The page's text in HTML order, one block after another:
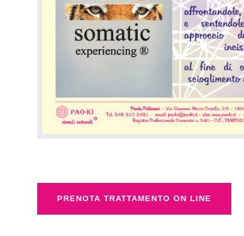
PRENOTA TRATTAMENTO ON LINE